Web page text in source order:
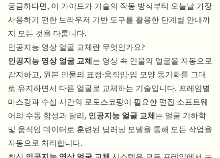
궁금하다면, 이 가이드가 기술의 작동 방식부터 오늘날 가장
사용하기 편한 브라우저 기반 도구를 활용한 단계별 안내까
지 모든 것을 다룹니다.
인공지능 영상 얼굴 교체란 무엇인가요?
인공지능 영상 얼굴 교체는 영상 속 인물의 얼굴을 자동으로
감지하고, 원본 인물의 표정·움직임·입 모양 동기화를 그대
로 유지하면서 다른 얼굴로 교체하는 기술입니다. 프레임별
마스킹과 수십 시간의 로토스코핑이 필요한 편집 소프트웨
어의 수동 합성과 달리, 인공지능 얼굴 교체는 얼굴 기하학
및 움직임 데이터로 훈련된 딥러닝 모델을 통해 모든 작업을
자동으로 처리합니다.